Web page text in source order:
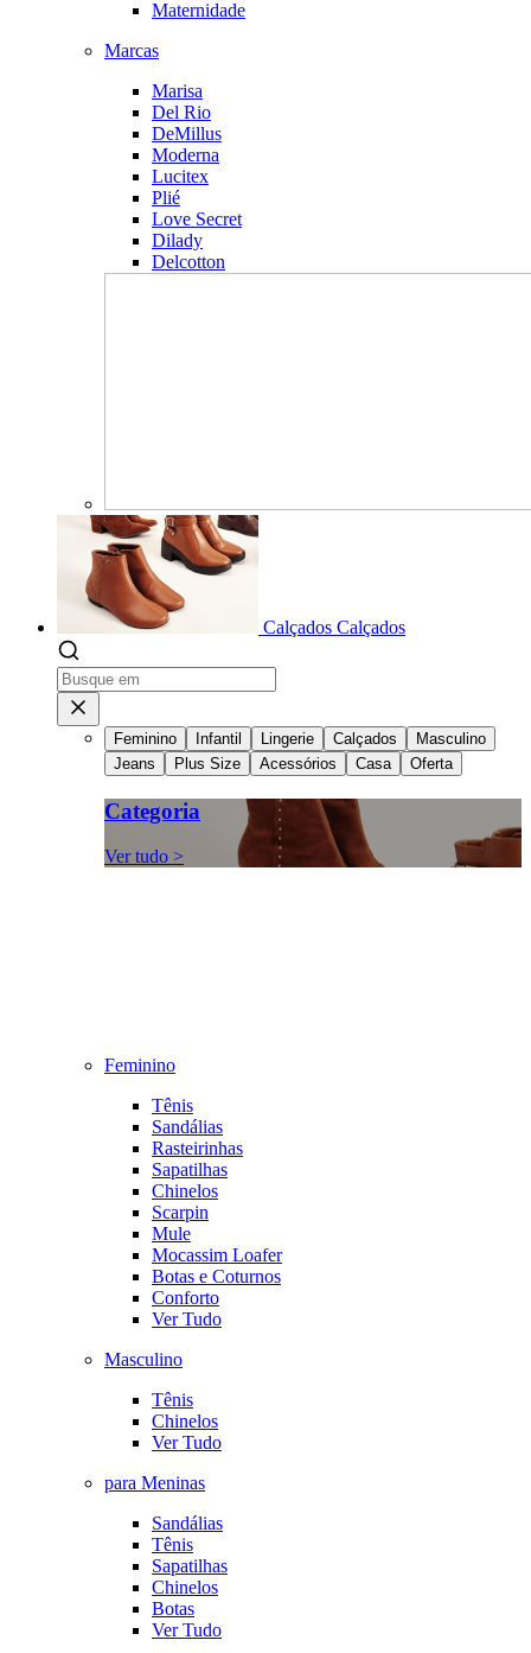
Maternidade
Marcas
Marisa
Del Rio
DeMillus
Moderna
Lucitex
Plié
Love Secret
Dilady
Delcotton
Calçados Calçados
Feminino Infantil Lingerie Calçados
Masculino
Jeans
Plus Size Acessórios Casa Oferta
Categoria
Ver tudo >
Feminino
Tênis
Sandálias
Rasteirinhas
Sapatilhas
Chinelos
Scarpin
Mule
Mocassim Loafer
Botas e Coturnos
Conforto
Ver Tudo
Masculino
Tênis
Chinelos
Ver Tudo
para Meninas
Sandálias
Tênis
Sapatilhas
Chinelos
Botas
Ver Tudo